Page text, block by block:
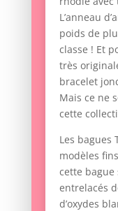
L’anneau
poids de
classe ! Et
très
bracelet
Mais ce ne
cette
Les bagues
modèles
cette
entrelacés
d’oxydes